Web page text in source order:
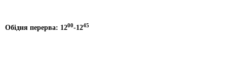
Обідня перерва: 1200-1245